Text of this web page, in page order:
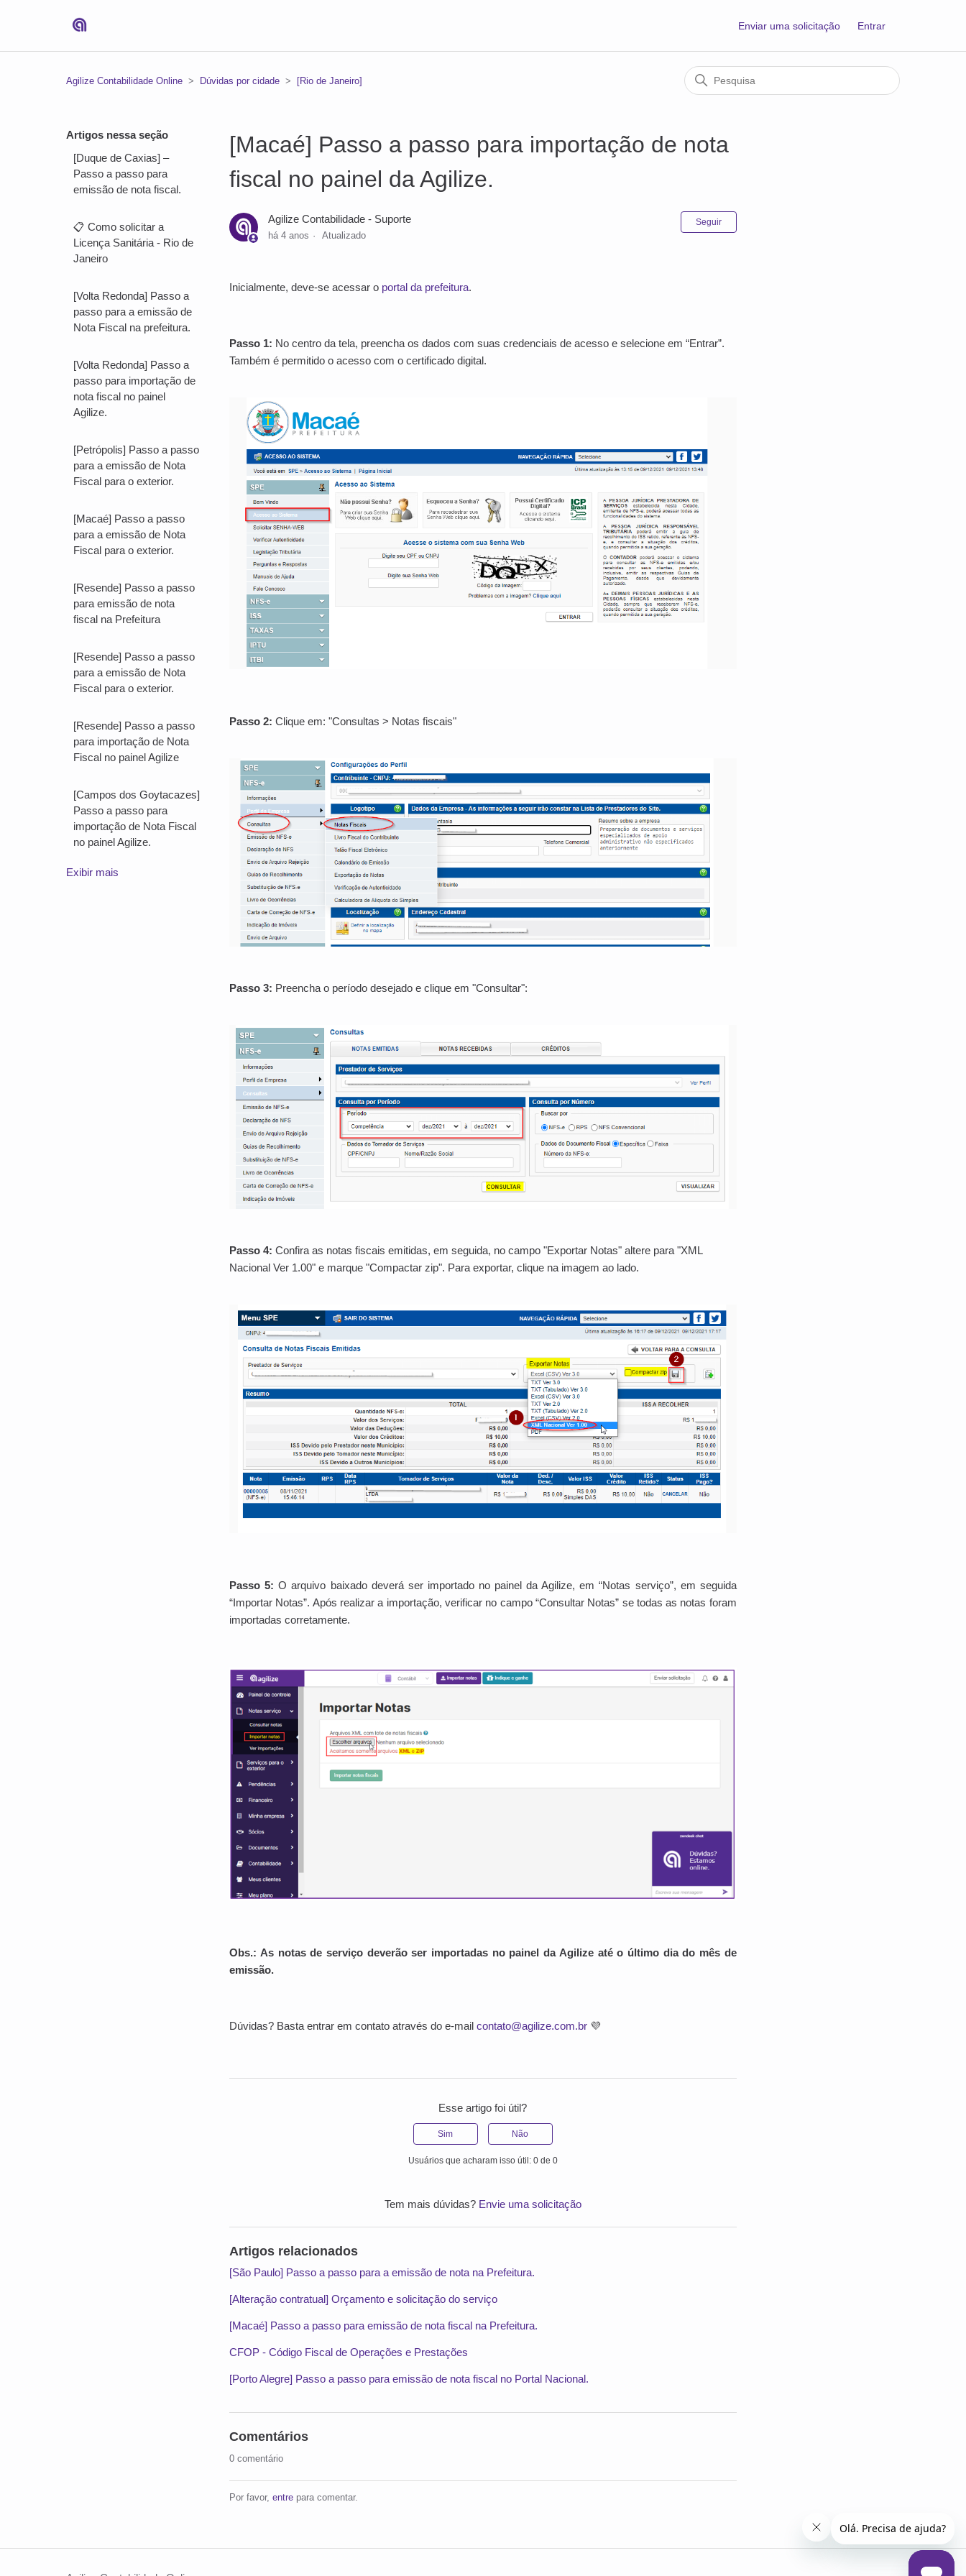
Enviar uma solicitação Entrar
Agilize Contabilidade Online Dúvidas por cidade [Rio de Janeiro]
Artigos nessa seção
[Duque de Caxias] –
Passo a passo para
emissão de nota fiscal.
📋 Como solicitar a
Licença Sanitária - Rio de
Janeiro
[Volta Redonda] Passo a
passo para a emissão de
Nota Fiscal na prefeitura.
[Volta Redonda] Passo a
passo para importação de
nota fiscal no painel
Agilize.
[Petrópolis] Passo a passo
para a emissão de Nota
Fiscal para o exterior.
[Macaé] Passo a passo
para a emissão de Nota
Fiscal para o exterior.
[Resende] Passo a passo
para emissão de nota
fiscal na Prefeitura
[Resende] Passo a passo
para a emissão de Nota
Fiscal para o exterior.
[Resende] Passo a passo
para importação de Nota
Fiscal no painel Agilize
[Campos dos Goytacazes]
Passo a passo para
importação de Nota Fiscal
no painel Agilize.
Exibir mais
[Macaé] Passo a passo para importação de nota
fiscal no painel da Agilize.
Agilize Contabilidade - Suporte
há 4 anos Atualizado
Seguir
Inicialmente, deve-se acessar o portal da prefeitura.
Passo 1: No centro da tela, preencha os dados com suas credenciais de acesso e selecione em “Entrar”.
Também é permitido o acesso com o certificado digital.
Passo 2: Clique em: "Consultas > Notas fiscais"
Passo 3: Preencha o período desejado e clique em "Consultar":
Passo 4: Confira as notas fiscais emitidas, em seguida, no campo "Exportar Notas" altere para "XML
Nacional Ver 1.00" e marque "Compactar zip". Para exportar, clique na imagem ao lado.
Passo 5: O arquivo baixado deverá ser importado no painel da Agilize, em “Notas serviço”, em seguida
“Importar Notas”. Após realizar a importação, verificar no campo “Consultar Notas” se todas as notas foram
importadas corretamente.
Obs.: As notas de serviço deverão ser importadas no painel da Agilize até o último dia do mês de
emissão.
Dúvidas? Basta entrar em contato através do e-mailcontato@agilize.com.br 💜
Esse artigo foi útil?
Sim Não
Usuários que acharam isso útil: 0 de 0
Tem mais dúvidas? Envie uma solicitação
Artigos relacionados
[São Paulo] Passo a passo para a emissão de nota na Prefeitura.
[Alteração contratual] Orçamento e solicitação do serviço
[Macaé] Passo a passo para emissão de nota fiscal na Prefeitura.
CFOP - Código Fiscal de Operações e Prestações
[Porto Alegre] Passo a passo para emissão de nota fiscal no Portal Nacional.
Comentários
0 comentário
Por favor,entre para comentar.